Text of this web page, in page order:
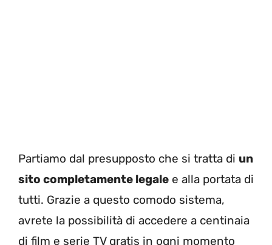
Partiamo dal presupposto che si tratta di un
sito completamente legale e alla portata di
tutti. Grazie a questo comodo sistema,
avrete la possibilità di accedere a centinaia
di film e serie TV gratis in ogni momento